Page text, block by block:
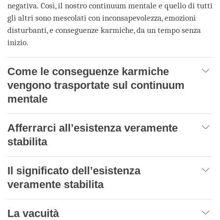
negativa. Così, il nostro continuum mentale e quello di tutti
gli altri sono mescolati con inconsapevolezza, emozioni
disturbanti, e conseguenze karmiche, da un tempo senza
inizio.
Come le conseguenze karmiche
vengono trasportate sul continuum
mentale
Afferrarci all’esistenza veramente
stabilita
Il significato dell’esistenza
veramente stabilita
La vacuità